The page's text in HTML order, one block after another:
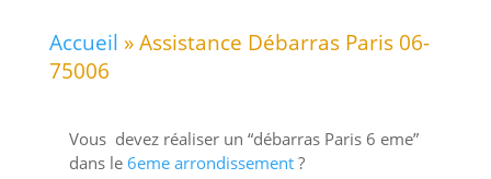
Accueil »Assistance Débarras Paris 06-
75006
Vous devez réaliser un “débarras Paris 6 eme”
dans le 6eme arrondissement?